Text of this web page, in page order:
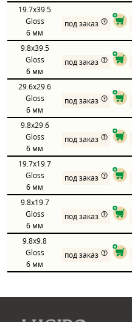
19.7x39.5
Gloss
6 мм
под заказ
9.8x39.5
Gloss
6 мм
под заказ
29.6x29.6
Gloss
6 мм
под заказ
9.8x29.6
Gloss
6 мм
под заказ
19.7x19.7
Gloss
6 мм
под заказ
9.8x19.7
Gloss
6 мм
под заказ
9.8x9.8
Gloss
6 мм
под заказ